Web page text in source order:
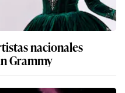
nacionales
Grammy